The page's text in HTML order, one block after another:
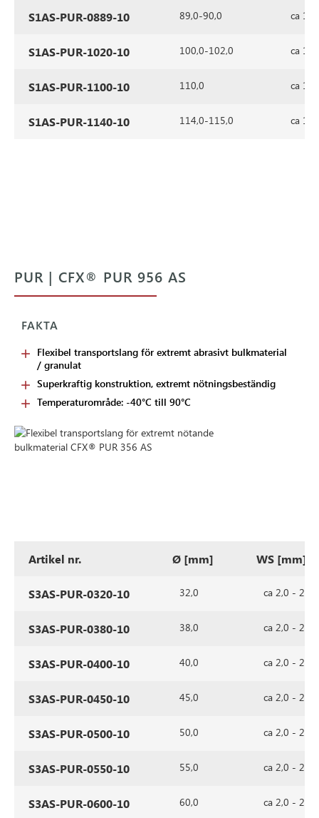
S1AS-PUR-0889-10 89,0-90,0 ca
S1AS-PUR-1020-10 100,0-102,0 ca
S1AS-PUR-1100-10 110,0 ca
S1AS-PUR-1140-10 114,0-115,0 ca
PUR | CFX® PUR 956 AS
FAKTA
Flexibel transportslang för extremt abrasivt bulkmaterial
/ granulat
Superkraftig konstruktion, extremt nötningsbeständig
Temperaturområde: -40°C till 90°C
Artikel nr. Ø [mm] WS [mm]
S3AS-PUR-0320-10 32,0 ca 2,0 - 2,5
S3AS-PUR-0380-10 38,0 ca 2,0 - 2,5
S3AS-PUR-0400-10 40,0 ca 2,0 - 2,5
S3AS-PUR-0450-10 45,0 ca 2,0 - 2,5
S3AS-PUR-0500-10 50,0 ca 2,0 - 2,5
S3AS-PUR-0550-10 55,0 ca 2,0 - 2,5
S3AS-PUR-0600-10 60,0 ca 2,0 - 2,5